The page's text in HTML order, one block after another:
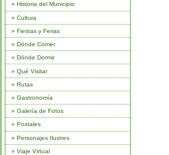
» Historia del Municipio
» Cultura
» Fiestas y Ferias
» Dónde Comer
» Dónde Dormir
» Qué Visitar
» Rutas
» Gastronomía
» Galería de Fotos
» Postales
» Personajes Ilustres
» Viaje Virtual